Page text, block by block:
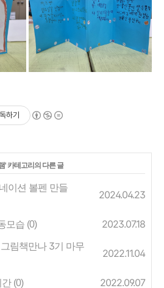
하기
' 카테고리의 다른 글
이션 볼펜 만들
2024.04.23
모습 (0)
2023.07.18
림책만나 3기 마무
2022.11.04
(0)
2022.09.07